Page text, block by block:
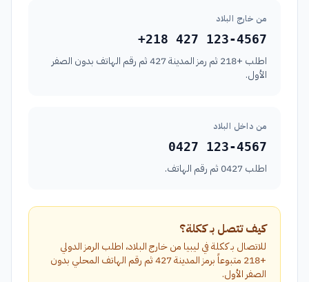
من خارج البلاد
+218 427 123-4567
اطلب +218 ثم رمز المدينة 427 ثم رقم الهاتف بدون الصفر
الأول.
من داخل البلاد
0427 123-4567
اطلب 0427 ثم رقم الهاتف.
كيف تتصل بـ ككلة؟
للاتصال بـ ككلة في ليبيا من خارج البلاد، اطلب الرمز الدولي
+218 متبوعاً برمز المدينة 427 ثم رقم الهاتف المحلي بدون
الصفر الأول.